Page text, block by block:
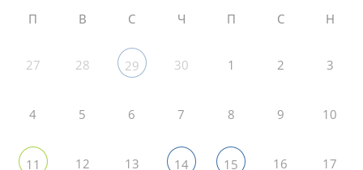
П В С Ч П С Н
27 28 29 30 1 2 3
4 5 6 7 8 9 10
11 12 13 14 15 16 17